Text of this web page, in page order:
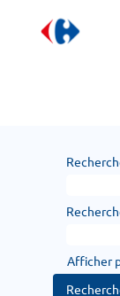
Afficher